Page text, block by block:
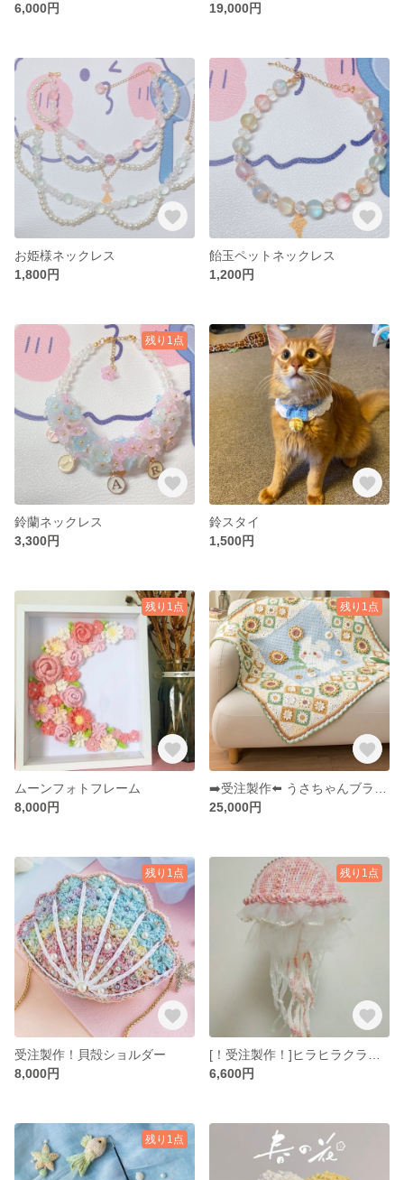
6,000円 19,000円
お姫様ネックレス
1,800円
飴玉ペットネックレス
1,200円
残り1点
鈴蘭ネックレス
3,300円
鈴スタイ
1,500円
残り1点
ムーンフォトフレーム
8,000円
残り1点
25,000円
残り1点
受注製作！貝殻ショルダー
8,000円
残り1点
6,600円
残り1点